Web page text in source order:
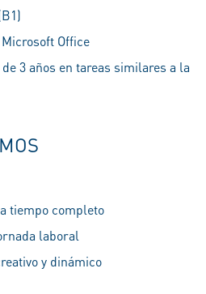
Office
3 años en tareas similares a la
tiempo completo
laboral
y dinámico